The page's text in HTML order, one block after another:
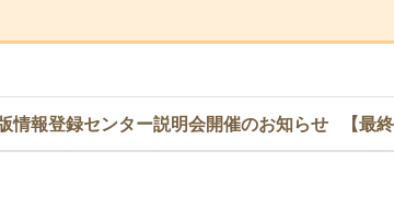
報登録センター説明会開催のお知らせ 【最